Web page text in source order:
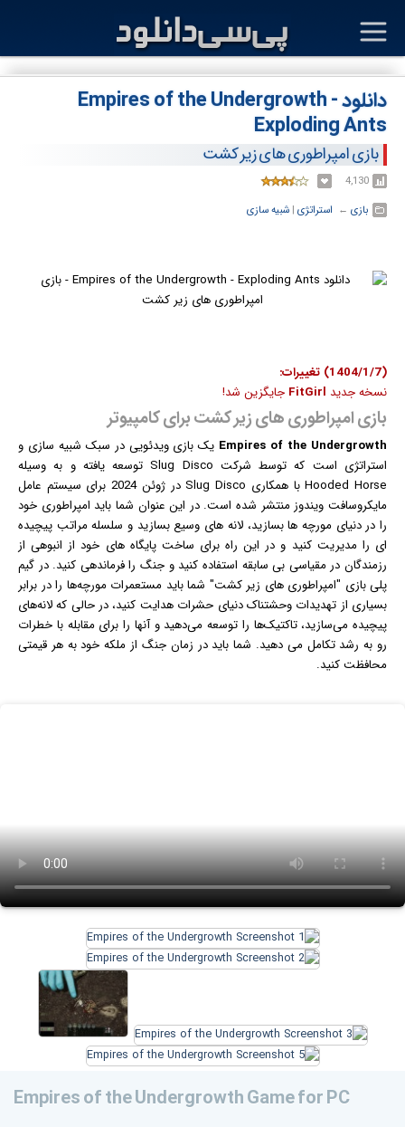
دانلود Empires of the Undergrowth -
Exploding Ants
بازی امپراطوری های زیر کشت
4,130
بازی ← ‏ استراتژی ‏| شبیه سازی
(1404/1/7) تغییرات:
نسخه جدید FitGirl جایگزین شد!
بازی امپراطوری های زیر کشت برای کامپیوتر
Empires of the Undergrowth یکبازی ویدئویی در سبک شبیه سازی و
استراتژی است که توسط شرکت Slug Disco توسعه یافته و به وسیله
Hooded Horse با همکاری Slug Disco در ژوئن 2024 برای سیستم عامل
مایکروسافت ویندوزمنتشر شده است. در این عنوان شما باید امپراطوری خود
را در دنیای مورچه ها بسازید، لانه های وسیع بسازید و سلسله مراتب پیچیده
ای را مدیریت کنید و در این راه برای ساخت پایگاه های خود از انبوهی از
رزمندگان در مقیاسی بی سابقه استفاده کنید و جنگ را فرماندهی کنید. در گیم
پلی بازی "امپراطوری های زیر کشت" شما باید مستعمرات مورچه‌ها را در برابر
بسیاری از تهدیدات وحشتناک دنیای حشرات هدایت کنید، در حالی که لانه‌های
پیچیده می‌سازید، تاکتیک‌ها را توسعه می‌دهید و آنها را برای مقابله با خطرات
رو به رشد تکامل می دهید. شما باید در زمان جنگ از ملکه خود به هر قیمتی
محافظت کنید.
Empires of the Undergrowth Game for PC